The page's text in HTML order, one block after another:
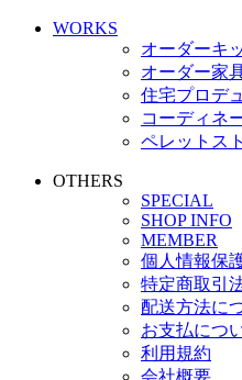
WORKS
オーダーキ
オーダー家
住宅プロデ
コーディネ
ペレットス
OTHERS
SPECIAL
SHOP INFO
MEMBER
個人情報保
特定商取引
配送方法に
お支払につ
利用規約